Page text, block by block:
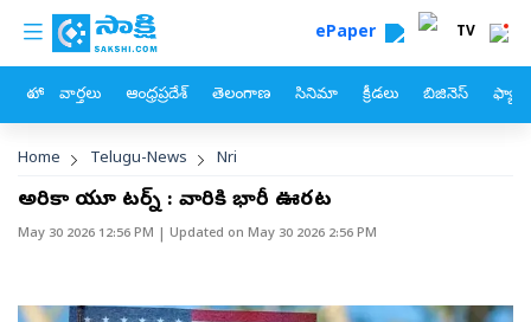
Skip to main content
custom menu ePaper TV
హోం వార్తలు ఆంధ్రప్రదేశ్ తెలంగాణ సినిమా క్రీడలు బిజినెస్
Breadcrumb
Home Telugu-News Nri
అమెరికా యూ టర్న్‌ : వారికి భారీ ఊరట
May 30 2026 12:56 PM | Updated on May 30 2026 2:56 PM